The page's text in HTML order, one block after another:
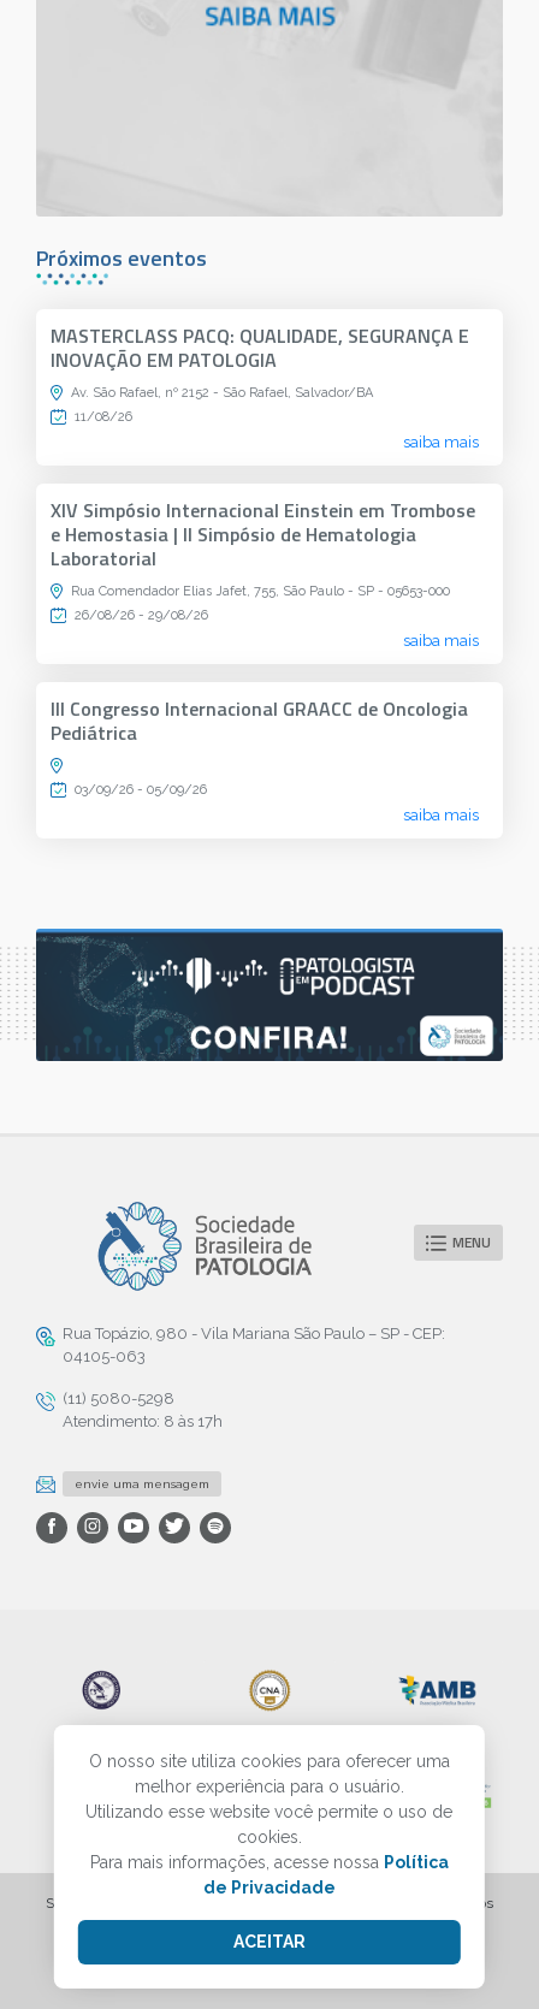
O nosso site utiliza cookies para oferecer uma
melhor experiência para o usuário.
Utilizando esse website você permite o uso de
cookies.
Para mais informações, acesse nossa Política
de Privacidade
ACEITAR
Próximos eventos
MASTERCLASS PACQ: QUALIDADE, SEGURANÇA E
INOVAÇÃO EM PATOLOGIA
Av. São Rafael, nº 2152 - São Rafael, Salvador/BA
11/08/26
saiba mais
XIV Simpósio Internacional Einstein em Trombose
e Hemostasia | II Simpósio de Hematologia
Laboratorial
Rua Comendador Elias Jafet, 755, São Paulo - SP - 05653-000
26/08/26 - 29/08/26
saiba mais
III Congresso Internacional GRAACC de Oncologia
Pediátrica
03/09/26 - 05/09/26
saiba mais
MENU
Rua Topázio, 980 - Vila Mariana São Paulo – SP - CEP:
04105-063
(11) 5080-5298
Atendimento: 8 às 17h
envie uma mensagem
SBP - Sociedade Brasileira de Patologia - Todos os direitos reservados
Criação do site